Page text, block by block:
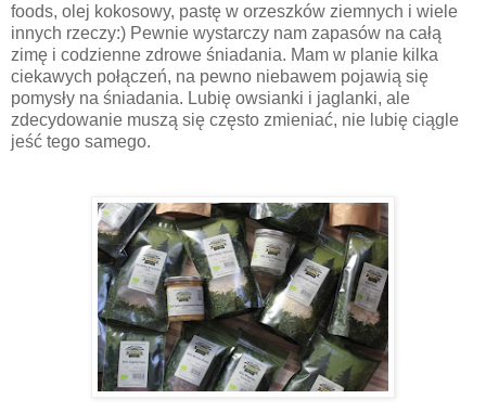
foods, olej kokosowy, pastę w orzeszków ziemnych i wiele
innych rzeczy:) Pewnie wystarczy nam zapasów na całą
zimę i codzienne zdrowe śniadania. Mam w planie kilka
ciekawych połączeń, na pewno niebawem pojawią się
pomysły na śniadania. Lubię owsianki i jaglanki, ale
zdecydowanie muszą się często zmieniać, nie lubię ciągle
jeść tego samego.